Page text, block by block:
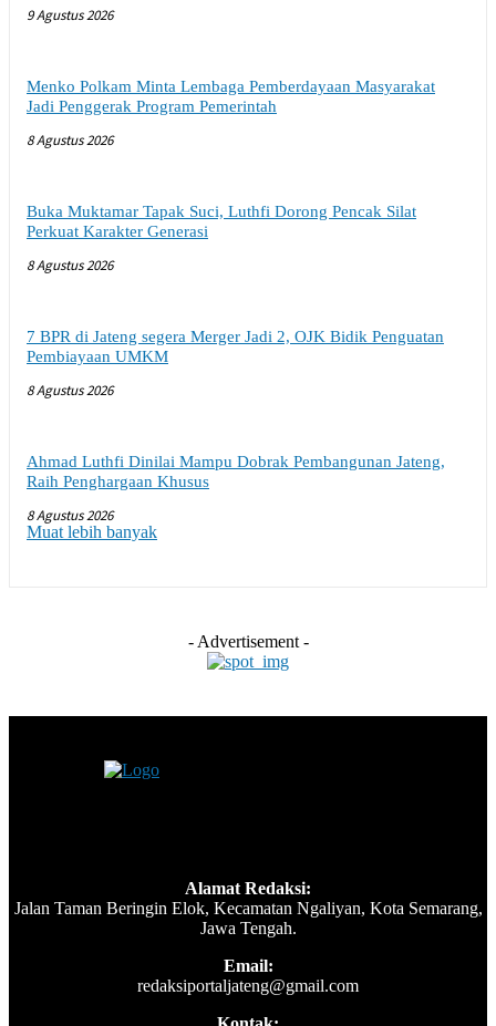
9 Agustus 2026
Menko Polkam Minta Lembaga Pemberdayaan Masyarakat
Jadi Penggerak Program Pemerintah
8 Agustus 2026
Buka Muktamar Tapak Suci, Luthfi Dorong Pencak Silat
Perkuat Karakter Generasi
8 Agustus 2026
7 BPR di Jateng segera Merger Jadi 2, OJK Bidik Penguatan
Pembiayaan UMKM
8 Agustus 2026
Ahmad Luthfi Dinilai Mampu Dobrak Pembangunan Jateng,
Raih Penghargaan Khusus
8 Agustus 2026
Muat lebih banyak
- Advertisement -
Alamat Redaksi:
Jalan Taman Beringin Elok, Kecamatan Ngaliyan, Kota Semarang,
Jawa Tengah.
Email:
redaksiportaljateng@gmail.com